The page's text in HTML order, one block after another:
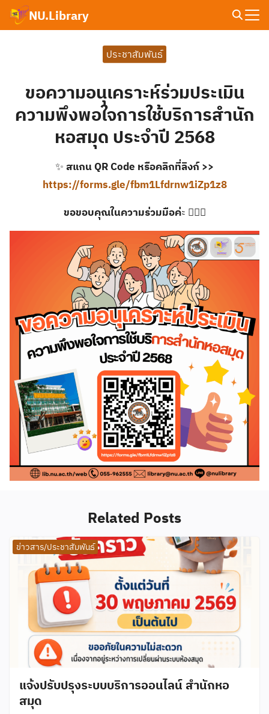
Skip
NU.Library
ประชาสัมพันธ์
ขอความอนุเคราะห์ร่วมประเมิน
ความพึงพอใจการใช้บริการสำนัก
หอสมุด ประจำปี 2568
✨ สแกน QR Code หรือคลิกที่ลิงก์ >>
https://forms.gle/fbm1Lfdrnw1iZp1z8
ขอขอบคุณในความร่วมมือค่ะ 🙇🏻‍♀️
Related Posts
ข่าวสาร/ประชาสัมพันธ์
แจ้งปรับปรุงระบบบริการออนไลน์ สำนักหอ
สมุด